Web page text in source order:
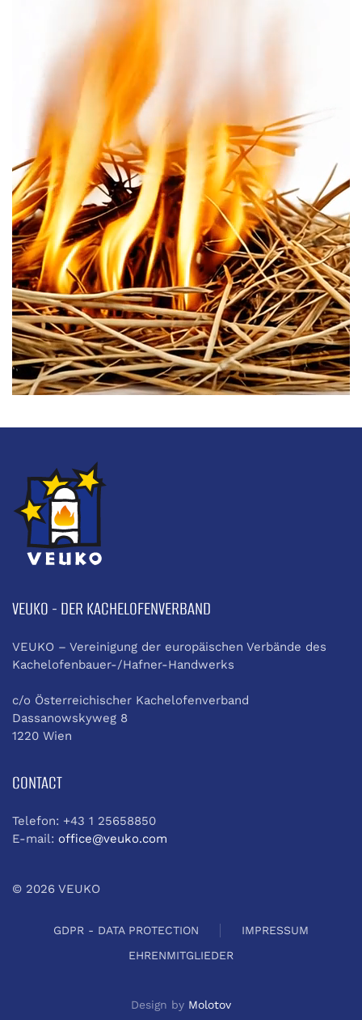
VEUKO - DER KACHELOFENVERBAND
VEUKO – Vereinigung der europäischen Verbände des
Kachelofenbauer-/Hafner-Handwerks
c/o Österreichischer Kachelofenverband
Dassanowskyweg 8
1220 Wien
CONTACT
Telefon: +43 1 25658850
E-mail: office@veuko.com
© 2026 VEUKO
GDPR - DATA PROTECTION
IMPRESSUM
EHRENMITGLIEDER
Design by Molotov